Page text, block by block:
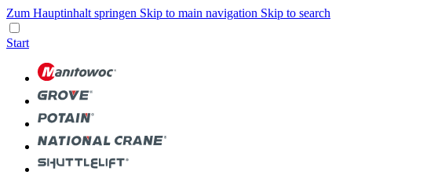
Zum Hauptinhalt springen Skip to main navigation Skip to search
Start